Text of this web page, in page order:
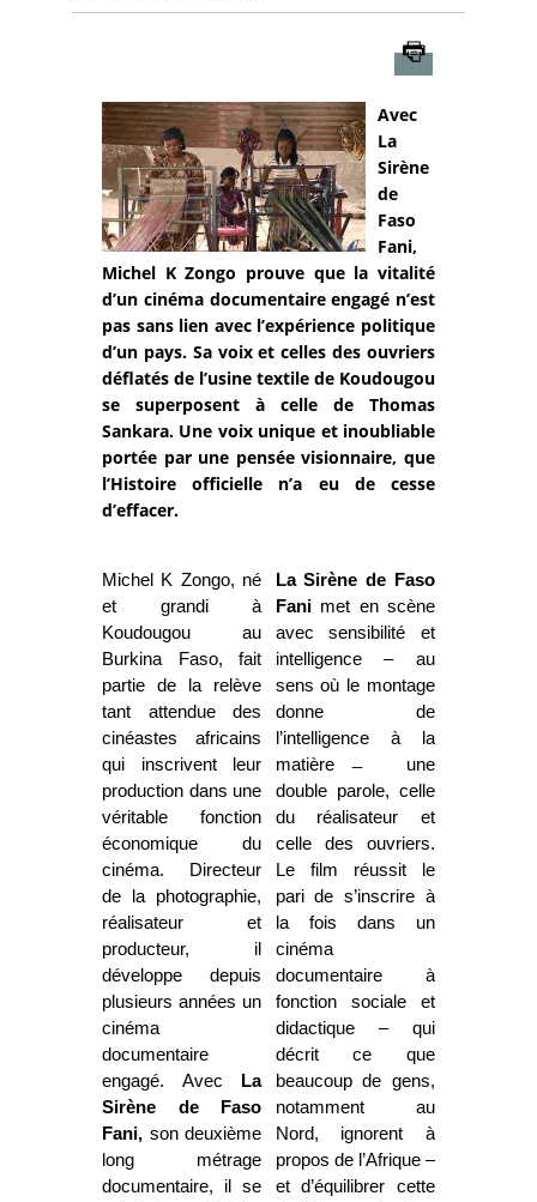
Avec
La
Sirène
de
Faso
Fani,
Michel K Zongo prouve que la vitalité
d’un cinéma documentaire engagé n’est
pas sans lien avec l’expérience politique
d’un pays. Sa voix et celles des ouvriers
déflatés de l’usine textile de Koudougou
se superposent à celle de Thomas
Sankara. Une voix unique et inoubliable
portée par une pensée visionnaire, que
l’Histoire officielle n’a eu de cesse
d’effacer.
Michel K Zongo, né
et grandi à
Koudougou au
Burkina Faso, fait
partie de la relève
tant attendue des
cinéastes africains
qui inscrivent leur
production dans une
véritable fonction
économique du
cinéma. Directeur
de la photographie,
réalisateur et
producteur, il
développe depuis
plusieurs années un
cinéma
documentaire
engagé. Avec
La
Sirène de Faso
Fani, son deuxième
long métrage
documentaire, il se
La Sirène de Faso
Fanimet en scène
avec sensibilité et
intelligence – au
sens où le montage
donne de
l’intelligence à la
matière ̶ une
double parole, celle
du réalisateur et
celle des ouvriers.
Le film réussit le
pari de s’inscrire à
la fois dans un
cinéma
documentaire à
fonction sociale et
didactique – qui
décrit ce que
beaucoup de gens,
notamment au
Nord, ignorent à
propos de l’Afrique –
et d’équilibrer cette